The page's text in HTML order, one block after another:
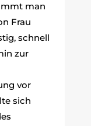
man
Frau
schnell
zur
vor
sich